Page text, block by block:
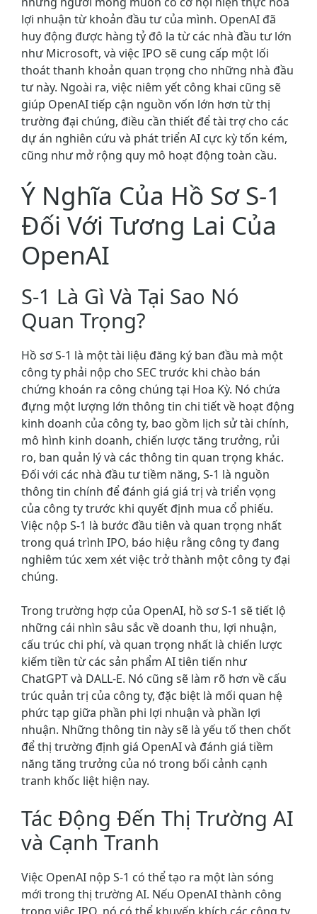
lợi nhuận từ khoản đầu tư của mình. OpenAI đã
huy động được hàng tỷ đô la từ các nhà đầu tư lớn
như Microsoft, và việc IPO sẽ cung cấp một lối
thoát thanh khoản quan trọng cho những nhà đầu
tư này. Ngoài ra, việc niêm yết công khai cũng sẽ
giúp OpenAI tiếp cận nguồn vốn lớn hơn từ thị
trường đại chúng, điều cần thiết để tài trợ cho các
dự án nghiên cứu và phát triển AI cực kỳ tốn kém,
cũng như mở rộng quy mô hoạt động toàn cầu.
Ý Nghĩa Của Hồ Sơ S-1
Đối Với Tương Lai Của
OpenAI
S-1 Là Gì Và Tại Sao Nó
Quan Trọng?
Hồ sơ S-1 là một tài liệu đăng ký ban đầu mà một
công ty phải nộp cho SEC trước khi chào bán
chứng khoán ra công chúng tại Hoa Kỳ. Nó chứa
đựng một lượng lớn thông tin chi tiết về hoạt động
kinh doanh của công ty, bao gồm lịch sử tài chính,
mô hình kinh doanh, chiến lược tăng trưởng, rủi
ro, ban quản lý và các thông tin quan trọng khác.
Đối với các nhà đầu tư tiềm năng, S-1 là nguồn
thông tin chính để đánh giá giá trị và triển vọng
của công ty trước khi quyết định mua cổ phiếu.
Việc nộp S-1 là bước đầu tiên và quan trọng nhất
trong quá trình IPO, báo hiệu rằng công ty đang
nghiêm túc xem xét việc trở thành một công ty đại
chúng.
Trong trường hợp của OpenAI, hồ sơ S-1 sẽ tiết lộ
những cái nhìn sâu sắc về doanh thu, lợi nhuận,
cấu trúc chi phí, và quan trọng nhất là chiến lược
kiếm tiền từ các sản phẩm AI tiên tiến như
ChatGPT và DALL-E. Nó cũng sẽ làm rõ hơn về cấu
trúc quản trị của công ty, đặc biệt là mối quan hệ
phức tạp giữa phần phi lợi nhuận và phần lợi
nhuận. Những thông tin này sẽ là yếu tố then chốt
để thị trường định giá OpenAI và đánh giá tiềm
năng tăng trưởng của nó trong bối cảnh cạnh
tranh khốc liệt hiện nay.
Tác Động Đến Thị Trường AI
và Cạnh Tranh
Việc OpenAI nộp S-1 có thể tạo ra một làn sóng
mới trong thị trường AI. Nếu OpenAI thành công